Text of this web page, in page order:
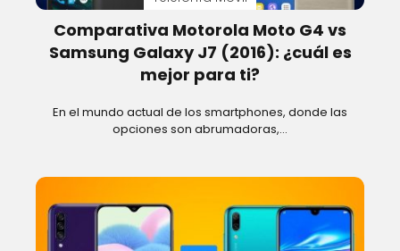
Comparativa Motorola Moto G4 vs
Samsung Galaxy J7 (2016): ¿cuál es
mejor para ti?
En el mundo actual de los smartphones, donde las
opciones son abrumadoras,…